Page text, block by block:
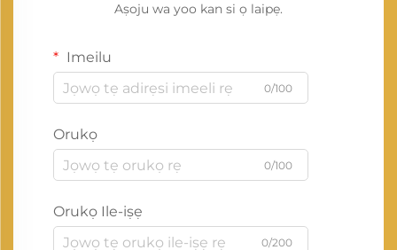
Aṣoju wa yoo kan si ọ laipẹ.
Imeilu
0/100
Orukọ
0/100
Orukọ Ile-iṣẹ
0/200